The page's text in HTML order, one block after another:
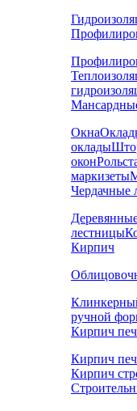
Окна
оклады
окон
маркизеты
Чердачные
лестницы
Кирпич
ручной
Кирпич
Кирпич
Кирпич